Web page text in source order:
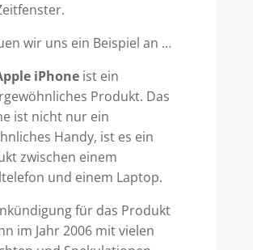
wir uns ein Beispiel an …
iPhoneist ein
Produkt. Das
ist nicht nur ein
Handy, ist es ein
zwischen einem
und einem Laptop.
für das Produkt
im Jahr 2006 mit vielen